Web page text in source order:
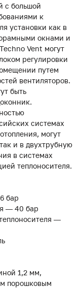
с большой
к
установки как в
окнами и
Vent могут
регулировки
путем
вентиляторов.
быть
системах
могут
и в двухтрубную
в системах
теплоносителя.
бар
— 40 бар
—
1,2 мм,
порошковым